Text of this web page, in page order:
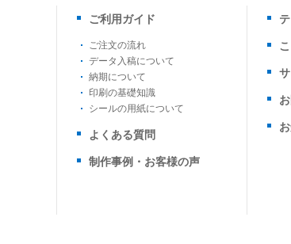
ご利用ガイド
ご注文の流れ
データ入稿について
納期について
印刷の基礎知識
シールの用紙について
よくある質問
制作事例・お客様の声